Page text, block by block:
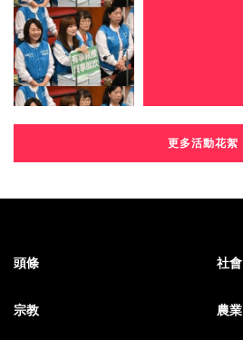
更多活動花絮
頭條 社會
宗教 農業